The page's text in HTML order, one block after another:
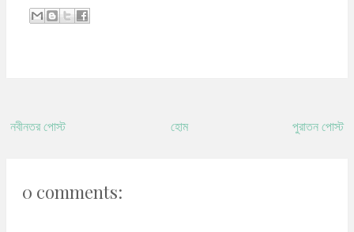
নবীনতর পোস্ট পুরাতন পোস্ট
হোম
0 comments: